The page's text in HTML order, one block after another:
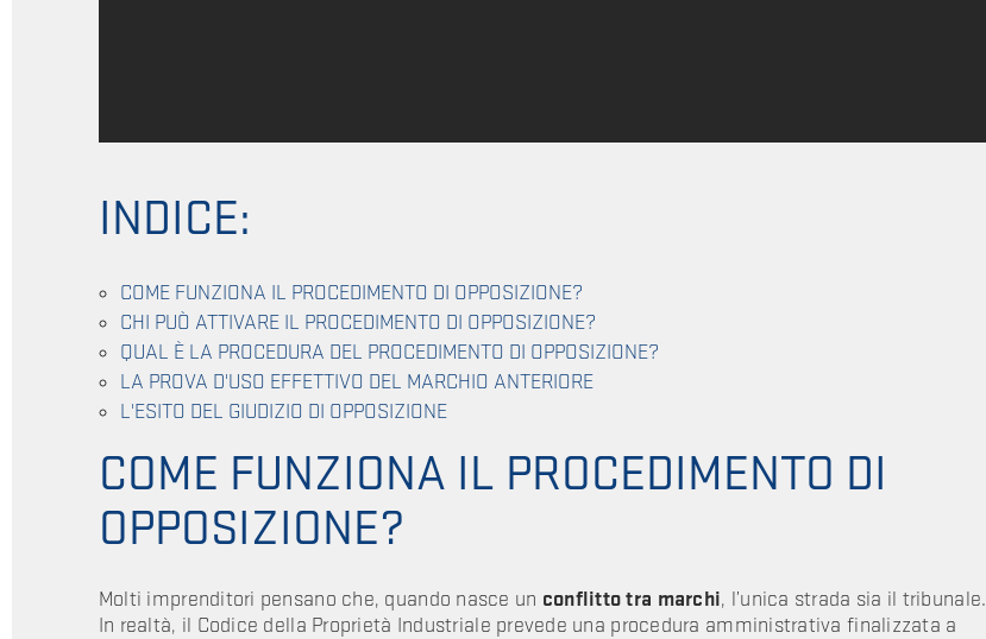
INDICE:
COME FUNZIONA IL PROCEDIMENTO DI OPPOSIZIONE?
CHI PUÒ ATTIVARE IL PROCEDIMENTO DI OPPOSIZIONE?
QUAL È LA PROCEDURA DEL PROCEDIMENTO DI OPPOSIZIONE?
LA PROVA D'USO EFFETTIVO DEL MARCHIO ANTERIORE
L'ESITO DEL GIUDIZIO DI OPPOSIZIONE
COME FUNZIONA IL PROCEDIMENTO DI
OPPOSIZIONE?
Molti imprenditori pensano che, quando nasce un conflitto tra marchi, l’unica strada sia il tribunale.
In realtà, il Codice della Proprietà Industriale prevede una procedura amministrativa finalizzata a